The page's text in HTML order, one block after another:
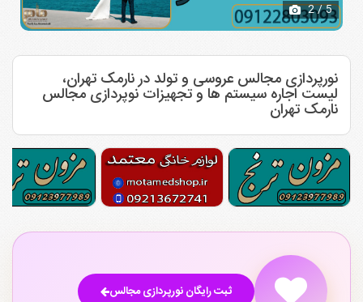
2/ 5
نورپردازی مجالس عروسی و تولد در نارمک تهران،
لیست اجاره سیستم ها و تجهیزات نوپردازی مجالس
نارمک تهران
ثبت رایگان نورپردازی مجالس